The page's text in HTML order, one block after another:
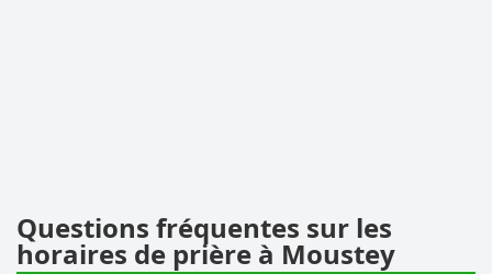
Questions fréquentes sur les
horaires de prière à Moustey